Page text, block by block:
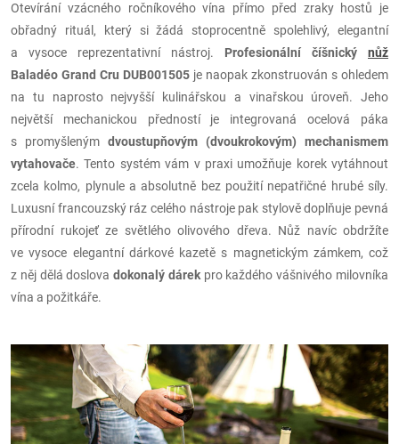
Otevírání vzácného ročníkového vína přímo před zraky hostů je
obřadný rituál, který si žádá stoprocentně spolehlivý, elegantní
a vysoce reprezentativní nástroj. Profesionální číšnický nůž
Baladéo Grand Cru DUB001505 je naopak zkonstruován s ohledem
na tu naprosto nejvyšší kulinářskou a vinařskou úroveň. Jeho
největší mechanickou předností je integrovaná ocelová páka
s promyšleným dvoustupňovým (dvoukrokovým) mechanismem
vytahovače. Tento systém vám v praxi umožňuje korek vytáhnout
zcela kolmo, plynule a absolutně bez použití nepatřičné hrubé síly.
Luxusní francouzský ráz celého nástroje pak stylově doplňuje pevná
přírodní rukojeť ze světlého olivového dřeva. Nůž navíc obdržíte
ve vysoce elegantní dárkové kazetě s magnetickým zámkem, což
z něj dělá doslovadokonalý dárekpro každého vášnivého milovníka
vína a požitkáře.